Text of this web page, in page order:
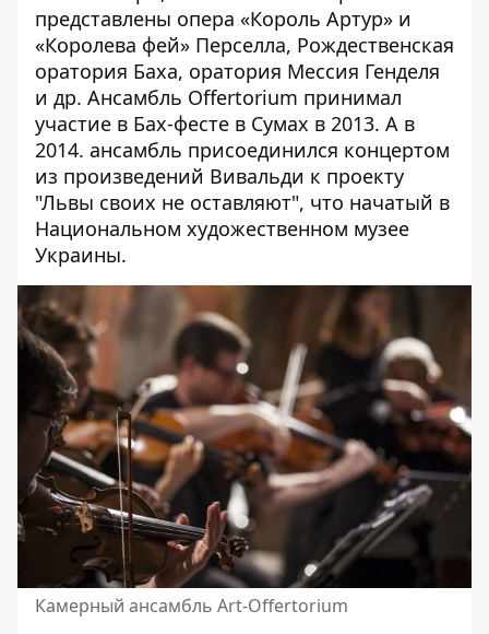
представлены опера «Король Артур» и
«Королева фей» Перселла, Рождественская
оратория Баха, оратория Мессия Генделя
и др. Ансамбль Offertorium принимал
участие в Бах-фесте в Сумах в 2013. А в
2014. ансамбль присоединился концертом
из произведений Вивальди к проекту
"Львы своих не оставляют", что начатый в
Национальном художественном музее
Украины.
Камерный ансамбль Art-Offertorium